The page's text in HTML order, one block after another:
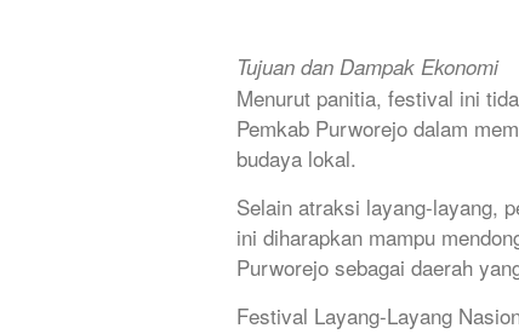
Tujuan dan Dampak Ekonomi
Menurut panitia, festival ini
Pemkab Purworejo dalam
budaya lokal.
Selain atraksi layang-layang,
ini diharapkan mampu
Purworejo sebagai daerah
Festival Layang-Layang